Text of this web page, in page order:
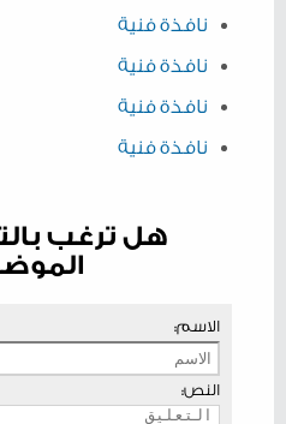
نافذة فنية
نافذة فنية
نافذة فنية
نافذة فنية
هل ترغب
الاسم:
النص: